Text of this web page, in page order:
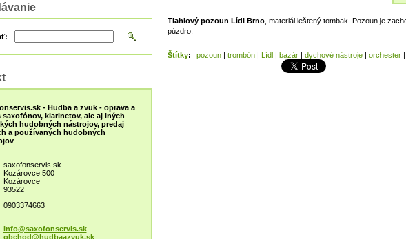
Tiahlový pozoun Lídl Brno, materiál leštený tombak. Pozoun je
púzdro.
Štítky: pozoun | trombón | Lídl | bazár | dychové nástroje | orchester |
- Hudba a zvuk - oprava a
saxofónov, klarinetov, ale aj iných
hudobných nástrojov, predaj
a používaných hudobných
saxofonservis.sk
Kozárovce 500
Kozárovce
93522
0903374663
info@saxofonservis.sk
obchod@hudbaazvuk.sk